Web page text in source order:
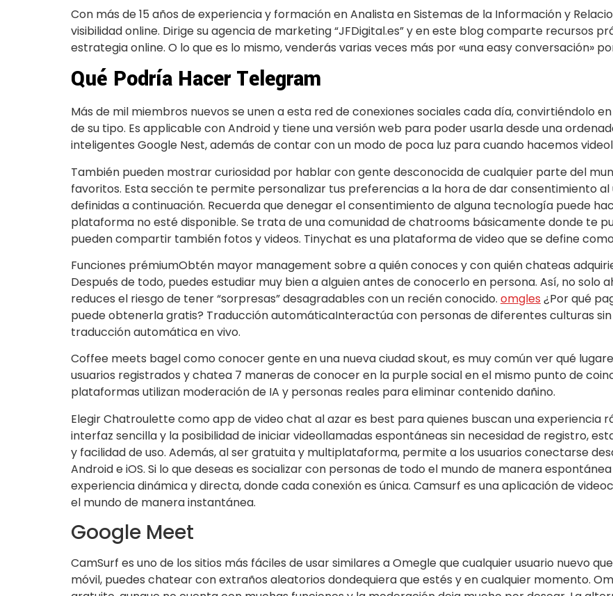
Con más de 15 años de experiencia y formación en Analista en Sistemas de la Información y
visibilidad online. Dirige su agencia de marketing “JFDigital.es” y en este blog comparte recursos
estrategia online. O lo que es lo mismo, venderás varias veces más por «una easy conversación»
Qué Podría Hacer Telegram
Más de mil miembros nuevos se unen a esta red de conexiones sociales cada día, convirtiéndolo
de su tipo. Es applicable con Android y tiene una versión web para poder usarla desde una
inteligentes Google Nest, además de contar con un modo de poca luz para cuando hacemos
También pueden mostrar curiosidad por hablar con gente desconocida de cualquier parte del
favoritos. Esta sección te permite personalizar tus preferencias a la hora de dar consentimiento
definidas a continuación. Recuerda que denegar el consentimiento de alguna tecnología puede
plataforma no esté disponible. Se trata de una comunidad de chatrooms básicamente donde te
pueden compartir también fotos y videos. Tinychat es una plataforma de video que se define
Funciones prémiumObtén mayor management sobre a quién conoces y con quién chateas
Después de todo, puedes estudiar muy bien a alguien antes de conocerlo en persona. Así, no solo
reduces el riesgo de tener “sorpresas” desagradables con un recién conocido. omgles ¿Por qué
puede obtenerla gratis? Traducción automáticaInteractúa con personas de diferentes culturas
traducción automática en vivo.
Coffee meets bagel como conocer gente en una nueva ciudad skout, es muy común ver qué
usuarios registrados y chatea 7 maneras de conocer en la purple social en el mismo punto de
plataformas utilizan moderación de IA y personas reales para eliminar contenido dañino.
Elegir Chatroulette como app de video chat al azar es best para quienes buscan una experiencia
interfaz sencilla y la posibilidad de iniciar videollamadas espontáneas sin necesidad de registro,
y facilidad de uso. Además, al ser gratuita y multiplataforma, permite a los usuarios conectarse
Android e iOS. Si lo que deseas es socializar con personas de todo el mundo de manera
experiencia dinámica y directa, donde cada conexión es única. Camsurf es una aplicación de
el mundo de manera instantánea.
Google Meet
CamSurf es uno de los sitios más fáciles de usar similares a Omegle que cualquier usuario nuevo
móvil, puedes chatear con extraños aleatorios dondequiera que estés y en cualquier momento.